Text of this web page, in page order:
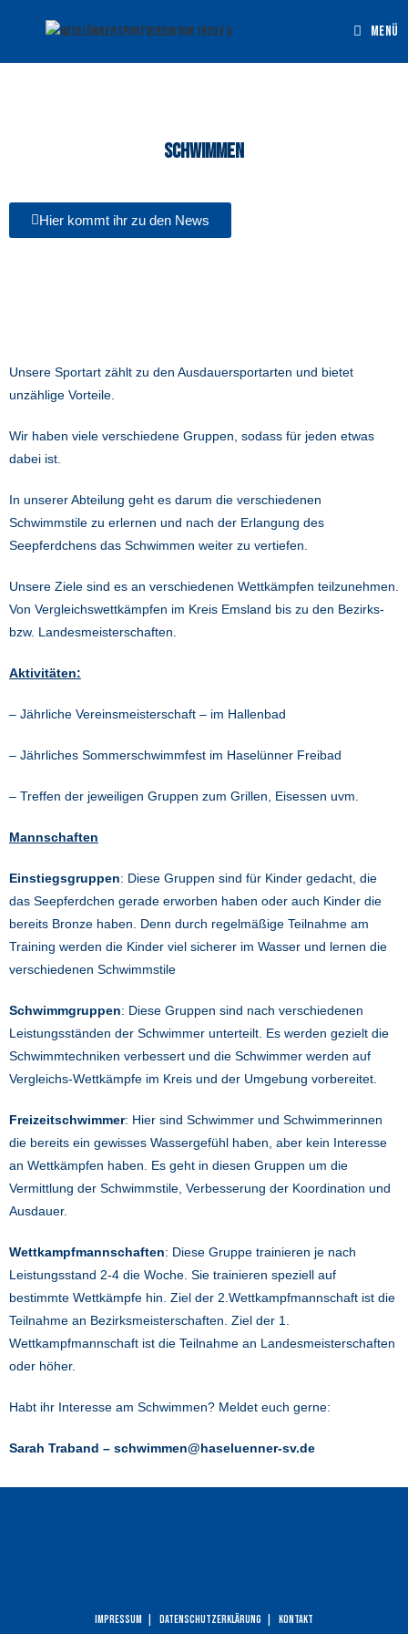
Menü
Schwimmen
Hier kommt ihr zu den News
Unsere Sportart zählt zu den Ausdauersportarten und bietet
unzählige Vorteile.
Wir haben viele verschiedene Gruppen, sodass für jeden etwas
dabei ist.
In unserer Abteilung geht es darum die verschiedenen
Schwimmstile zu erlernen und nach der Erlangung des
Seepferdchens das Schwimmen weiter zu vertiefen.
Unsere Ziele sind es an verschiedenen Wettkämpfen teilzunehmen.
Von Vergleichswettkämpfen im Kreis Emsland bis zu den Bezirks-
bzw. Landesmeisterschaften.
Aktivitäten:
– Jährliche Vereinsmeisterschaft – im Hallenbad
– Jährliches Sommerschwimmfest im Haselünner Freibad
– Treffen der jeweiligen Gruppen zum Grillen, Eisessen uvm.
Mannschaften
Einstiegsgruppen: Diese Gruppen sind für Kinder gedacht, die
das Seepferdchen gerade erworben haben oder auch Kinder die
bereits Bronze haben. Denn durch regelmäßige Teilnahme am
Training werden die Kinder viel sicherer im Wasser und lernen die
verschiedenen Schwimmstile
Schwimmgruppen: Diese Gruppen sind nach verschiedenen
Leistungsständen der Schwimmer unterteilt. Es werden gezielt die
Schwimmtechniken verbessert und die Schwimmer werden auf
Vergleichs-Wettkämpfe im Kreis und der Umgebung vorbereitet.
Freizeitschwimmer: Hier sind Schwimmer und Schwimmerinnen
die bereits ein gewisses Wassergefühl haben, aber kein Interesse
an Wettkämpfen haben. Es geht in diesen Gruppen um die
Vermittlung der Schwimmstile, Verbesserung der Koordination und
Ausdauer.
Wettkampfmannschaften: Diese Gruppe trainieren je nach
Leistungsstand 2-4 die Woche. Sie trainieren speziell auf
bestimmte Wettkämpfe hin. Ziel der 2.Wettkampfmannschaft ist die
Teilnahme an Bezirksmeisterschaften. Ziel der 1.
Wettkampfmannschaft ist die Teilnahme an Landesmeisterschaften
oder höher.
Habt ihr Interesse am Schwimmen? Meldet euch gerne:
Sarah Traband – schwimmen@haseluenner-sv.de
Impressum Datenschutzerklärung Kontakt